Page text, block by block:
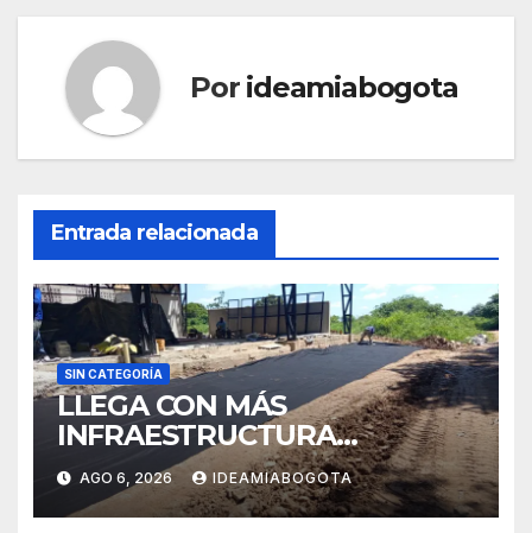
Por ideamiabogota
Entrada relacionada
SIN CATEGORÍA
LLEGA CON MÁS
INFRAESTRUCTURA
EDUCATIVA A MAJAGUAL
SUCRE
AGO 6, 2026 IDEAMIABOGOTA